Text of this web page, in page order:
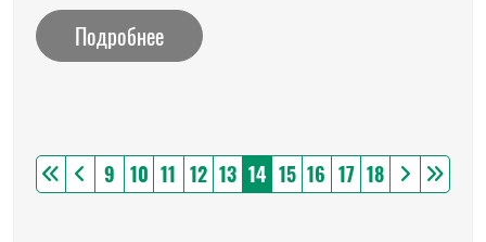
Подробнее
9 10 11 12 13 14 15 16 17 18